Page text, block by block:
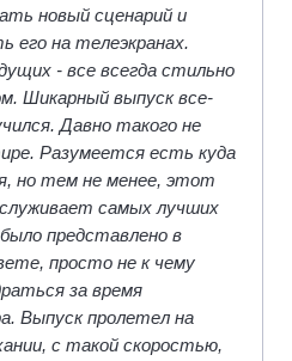
новый сценарий и
его на телеэкранах.
- все всегда стильно
Шикарный выпуск все-
Давно такого не
Разумеется есть куда
но тем не менее, этот
самых лучших
представлено в
просто не к чему
за время
Выпуск пролетел на
с такой скоростью,